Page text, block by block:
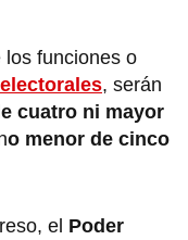
los funciones o
, serán
cuatro ni mayor
o menor de cinco
el Poder